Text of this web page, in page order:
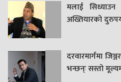
मलाई
अख्तियारको
दरवारमार्गमा
भन्छन्ः सस्तो